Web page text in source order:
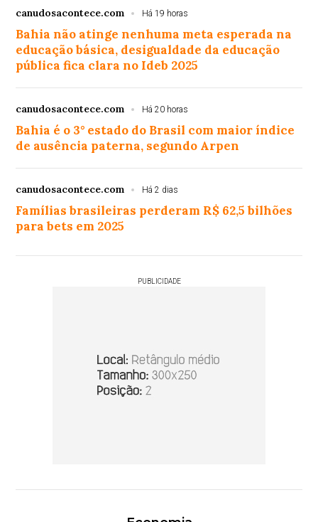
canudosacontece.com Há 19 horas
Bahia não atinge nenhuma meta esperada na
educação básica, desigualdade da educação
pública fica clara no Ideb 2025
canudosacontece.com Há 20 horas
Bahia é o 3° estado do Brasil com maior índice
de ausência paterna, segundo Arpen
canudosacontece.com Há 2 dias
Famílias brasileiras perderam R$ 62,5 bilhões
para bets em 2025
PUBLICIDADE